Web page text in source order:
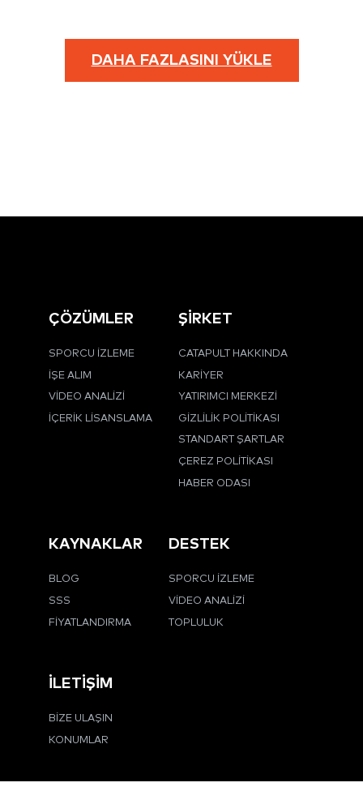
İŞE ALIM
İÇERIK LISANSLAMA
KARIYER
GIZLILIK POLITIKASI
STANDART ŞARTLAR
ÇEREZ POLITIKASI
HABER ODASI
SSS
DESTEK
VIDEO ANALIZI
İLETIŞIM
KONUMLAR